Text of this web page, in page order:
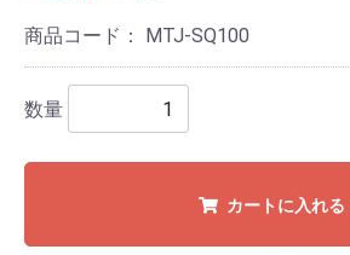
商品コード： MTJ-SQ100
数量
カートに入れる